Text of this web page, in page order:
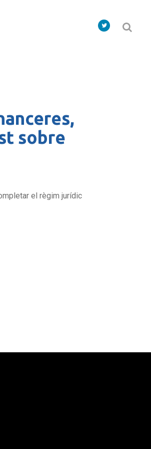
sobre
el règim jurídic